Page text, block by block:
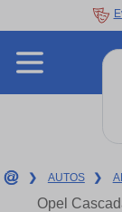
❯ AUTOS ❯
Opel